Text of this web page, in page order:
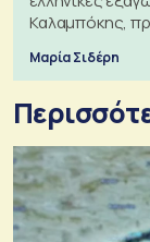
Καλαμπόκης,
Μαρία Σιδέρη